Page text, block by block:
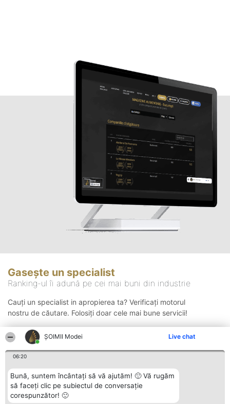
ȘOIMII Modei Live chat
06:20
Bună, suntem încântați să vă ajutăm! 🙂 Vă rugăm
să faceți clic pe subiectul de conversație
corespunzător! 🙂
Gasește un specialist
Ranking-ul îi adună pe cei mai buni din industrie
Cauți un specialist in apropierea ta? Verificați motorul
nostru de căutare. Folosiți doar cele mai bune servicii!